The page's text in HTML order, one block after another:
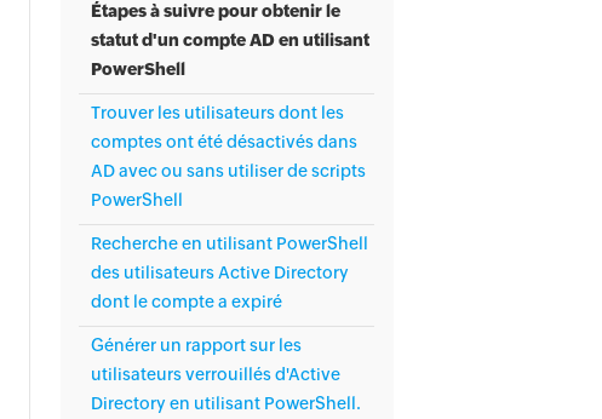
Étapes à suivre pour obtenir le
statut d'un compte AD en utilisant
PowerShell
Trouver les utilisateurs dont les
comptes ont été désactivés dans
AD avec ou sans utiliser de scripts
PowerShell
Recherche en utilisant PowerShell
des utilisateurs Active Directory
dont le compte a expiré
Générer un rapport sur les
utilisateurs verrouillés d'Active
Directory en utilisant PowerShell.